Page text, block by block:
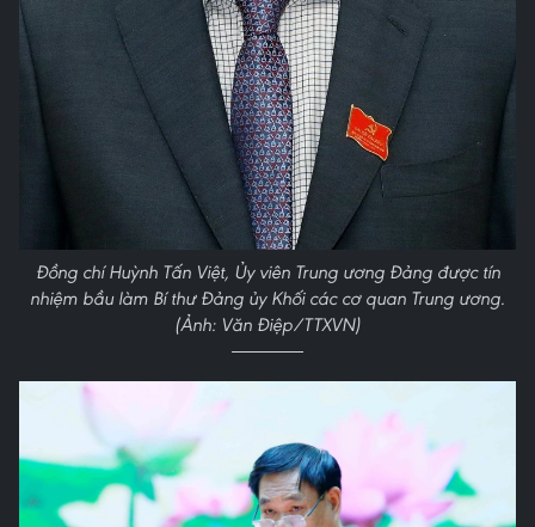
Đồng chí Huỳnh Tấn Việt, Ủy viên Trung ương Đảng được tín
nhiệm bầu làm Bí thư Đảng ủy Khối các cơ quan Trung ương.
(Ảnh: Văn Điệp/TTXVN)